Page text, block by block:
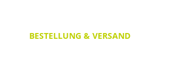
BESTELLUNG & VERSAND